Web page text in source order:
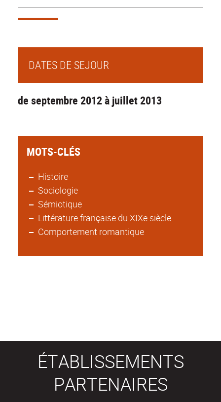
DATES DE SEJOUR
de septembre 2012 à juillet 2013
MOTS-CLÉS
Histoire
Sociologie
Sémiotique
Littérature française du XIXe siècle
Comportement romantique
ÉTABLISSEMENTS
PARTENAIRES